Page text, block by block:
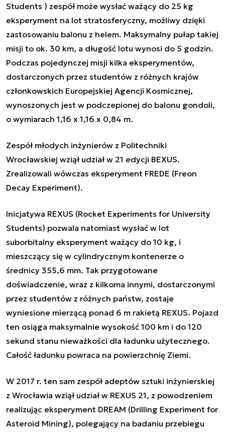
Students ) zespół może wysłać ważący do 25 kg
eksperyment na lot stratosferyczny, możliwy dzięki
zastosowaniu balonu z helem. Maksymalny pułap takiej
misji to ok. 30 km, a długość lotu wynosi do 5 godzin.
Podczas pojedynczej misji kilka eksperymentów,
dostarczonych przez studentów z różnych krajów
członkowskich Europejskiej Agencji Kosmicznej,
wynoszonych jest w podczepionej do balonu gondoli,
o wymiarach 1,16 x 1,16 x 0,84 m.
Zespół młodych inżynierów z Politechniki
Wrocławskiej wziął udział w 21 edycji BEXUS.
Zrealizowali wówczas eksperyment FREDE (Freon
Decay Experiment).
Inicjatywa REXUS (Rocket Experiments for University
Students) pozwala natomiast wysłać w lot
suborbitalny eksperyment ważący do 10 kg, i
mieszczący się w cylindrycznym kontenerze o
średnicy 355,6 mm. Tak przygotowane
doświadczenie, wraz z kilkoma innymi, dostarczonymi
przez studentów z różnych państw, zostaje
wyniesione mierzącą ponad 6 m rakietą REXUS. Pojazd
ten osiąga maksymalnie wysokość 100 km i do 120
sekund stanu nieważkości dla ładunku użytecznego.
Całość ładunku powraca na powierzchnię Ziemi.
W 2017 r. ten sam zespół adeptów sztuki inżynierskiej
z Wrocławia wziął udział w REXUS 21, z powodzeniem
realizując eksperyment DREAM (Drilling Experiment for
Asteroid Mining), polegający na badaniu przebiegu